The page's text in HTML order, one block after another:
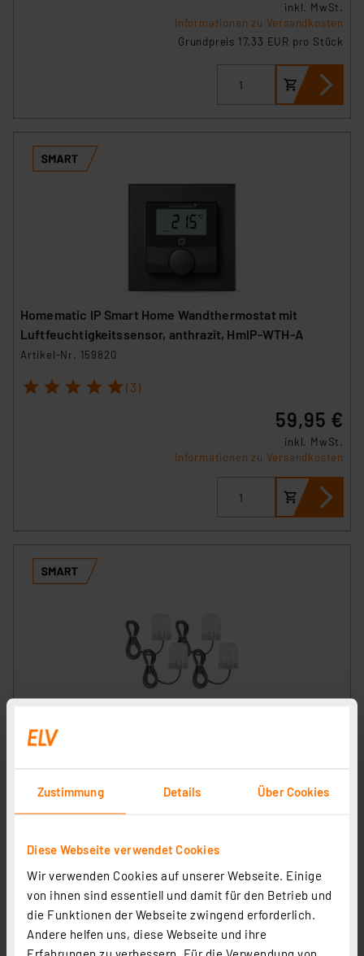
Zustimmung Details Über Cookies
Diese Webseite verwendet Cookies
Wir verwenden Cookies auf unserer Webseite. Einige
von ihnen sind essentiell und damit für den Betrieb und
die Funktionen der Webseite zwingend erforderlich.
Andere helfen uns, diese Webseite und ihre
Erfahrungen zu verbessern. Für die Verwendung von
inkl. MwSt.
Informationen zu Versandkosten
Grundpreis 17.33 EUR pro Stück
Homematic IP Smart Home Wandthermostat mit
Luftfeuchtigkeitssensor, anthrazit, HmIP-WTH-A
Artikel-Nr. 159820
1 2 3 4 5 (3)
59,95 €
inkl. MwSt.
Informationen zu Versandkosten
Homematic IP Smart Home 4er-Set Stellantrieb -
motorisch, HmIP-VDMOT
2 3 4
inkl. MwSt.
Informationen zu Versandkosten
Grundpreis 17.90 EUR pro Stück